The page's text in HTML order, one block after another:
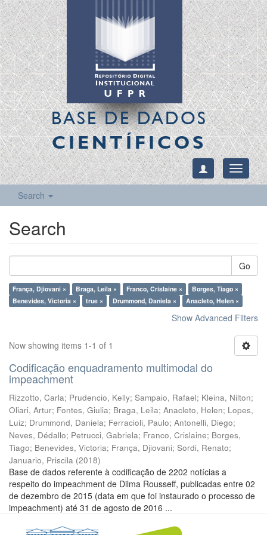
BASE DE DADOS
CIENTÍFICOS
Toggle
Search
Search
Go
França, Djiovani × Braga, Leila × Franco, Crislaine ×
Borges, Tiago ×
Benevides, Victoria ×
true × Drummond, Daniela × Anacleto, Helen ×
Show Advanced Filters
Now showing items 1-1 of 1
Codificação enquadramento multimodal do
impeachment
Rizzotto, Carla; Prudencio, Kelly; Sampaio, Rafael; Kleina, Nilton;
Oliari, Artur; Fontes, Giulia; Braga, Leila; Anacleto, Helen; Lopes,
Luiz; Drummond, Daniela; Ferracioli, Paulo; Antonelli, Diego;
Neves, Dédallo; Petrucci, Gabriela; Franco, Crislaine; Borges,
Tiago; Benevides, Victoria; França, Djiovani; Sordi, Renato;
Januario, Priscila (2018)
Base de dados referente à codificação de 2202 notícias a
respeito do impeachment de Dilma Rousseff, publicadas entre 02
de dezembro de 2015 (data em que foi instaurado o processo de
impeachment) até 31 de agosto de 2016 ...